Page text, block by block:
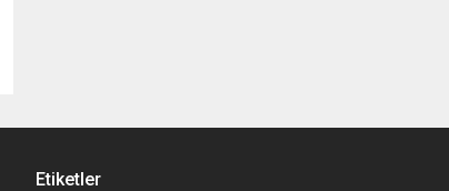
Etiketler